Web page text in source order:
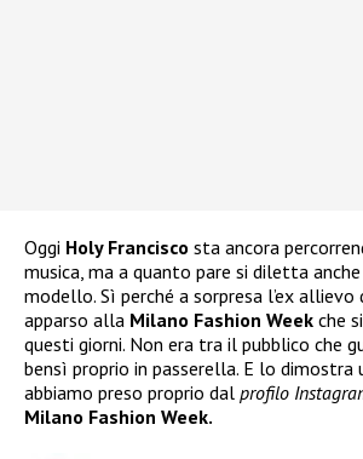
Oggi Holy Francisco sta ancora
musica, ma a quanto pare si diletta
modello. Sì perché a sorpresa l’ex allievo
apparso alla Milano Fashion Week che
questi giorni. Non era tra il pubblico che
bensì proprio in passerella. E lo dimostra
abbiamo preso proprio dal profilo
Milano Fashion Week.